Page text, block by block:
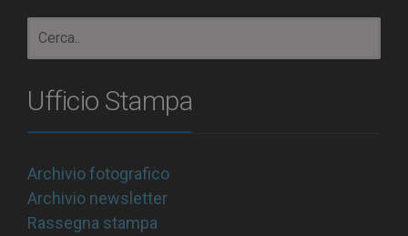
Ufficio Stampa
Archivio fotografico
Archivio newsletter
Rassegna stampa